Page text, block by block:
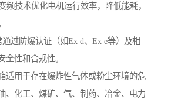
频技术优化电机运行效率，降低能耗，
通过防爆认证（如Ex d、Ex e等）及相
全性和合规性。
适用于存在爆炸性气体或粉尘环境的危
、化工、煤矿、气、制药、冶金、电力